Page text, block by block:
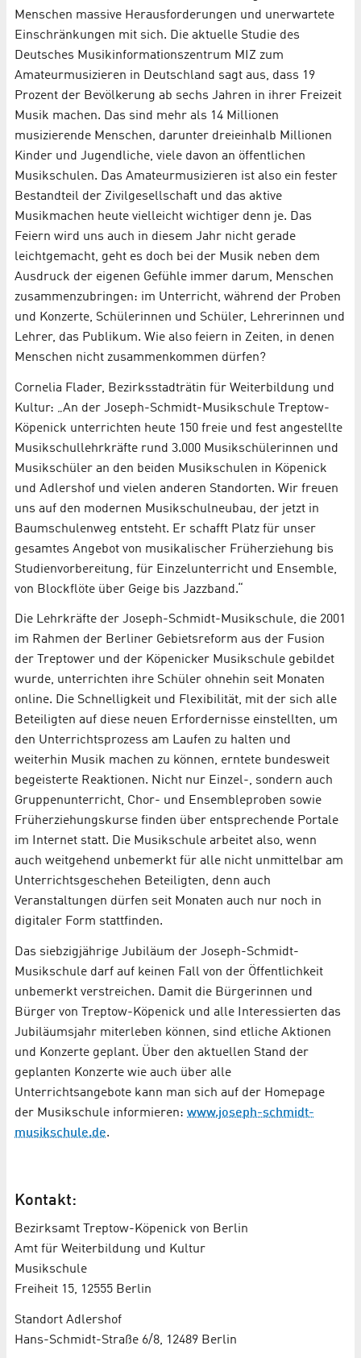
Menschen massive Herausforderungen und unerwartete
Einschränkungen mit sich. Die aktuelle Studie des
Deutsches Musikinformationszentrum MIZ zum
Amateurmusizieren in Deutschland sagt aus, dass 19
Prozent der Bevölkerung ab sechs Jahren in ihrer Freizeit
Musik machen. Das sind mehr als 14 Millionen
musizierende Menschen, darunter dreieinhalb Millionen
Kinder und Jugendliche, viele davon an öffentlichen
Musikschulen. Das Amateurmusizieren ist also ein fester
Bestandteil der Zivilgesellschaft und das aktive
Musikmachen heute vielleicht wichtiger denn je. Das
Feiern wird uns auch in diesem Jahr nicht gerade
leichtgemacht, geht es doch bei der Musik neben dem
Ausdruck der eigenen Gefühle immer darum, Menschen
zusammenzubringen: im Unterricht, während der Proben
und Konzerte, Schülerinnen und Schüler, Lehrerinnen und
Lehrer, das Publikum. Wie also feiern in Zeiten, in denen
Menschen nicht zusammenkommen dürfen?
Cornelia Flader, Bezirksstadträtin für Weiterbildung und
Kultur: „An der Joseph-Schmidt-Musikschule Treptow-
Köpenick unterrichten heute 150 freie und fest angestellte
Musikschullehrkräfte rund 3.000 Musikschülerinnen und
Musikschüler an den beiden Musikschulen in Köpenick
und Adlershof und vielen anderen Standorten. Wir freuen
uns auf den modernen Musikschulneubau, der jetzt in
Baumschulenweg entsteht. Er schafft Platz für unser
gesamtes Angebot von musikalischer Früherziehung bis
Studienvorbereitung, für Einzelunterricht und Ensemble,
von Blockflöte über Geige bis Jazzband.“
Die Lehrkräfte der Joseph-Schmidt-Musikschule, die 2001
im Rahmen der Berliner Gebietsreform aus der Fusion
der Treptower und der Köpenicker Musikschule gebildet
wurde, unterrichten ihre Schüler ohnehin seit Monaten
online. Die Schnelligkeit und Flexibilität, mit der sich alle
Beteiligten auf diese neuen Erfordernisse einstellten, um
den Unterrichtsprozess am Laufen zu halten und
weiterhin Musik machen zu können, erntete bundesweit
begeisterte Reaktionen. Nicht nur Einzel-, sondern auch
Gruppenunterricht, Chor- und Ensembleproben sowie
Früherziehungskurse finden über entsprechende Portale
im Internet statt. Die Musikschule arbeitet also, wenn
auch weitgehend unbemerkt für alle nicht unmittelbar am
Unterrichtsgeschehen Beteiligten, denn auch
Veranstaltungen dürfen seit Monaten auch nur noch in
digitaler Form stattfinden.
Das siebzigjährige Jubiläum der Joseph-Schmidt-
Musikschule darf auf keinen Fall von der Öffentlichkeit
unbemerkt verstreichen. Damit die Bürgerinnen und
Bürger von Treptow-Köpenick und alle Interessierten das
Jubiläumsjahr miterleben können, sind etliche Aktionen
und Konzerte geplant. Über den aktuellen Stand der
geplanten Konzerte wie auch über alle
Unterrichtsangebote kann man sich auf der Homepage
der Musikschule informieren: www.joseph-schmidt-
musikschule.de.
Kontakt:
Bezirksamt Treptow-Köpenick von Berlin
Amt für Weiterbildung und Kultur
Musikschule
Freiheit 15, 12555 Berlin
Standort Adlershof
Hans-Schmidt-Straße 6/8, 12489 Berlin